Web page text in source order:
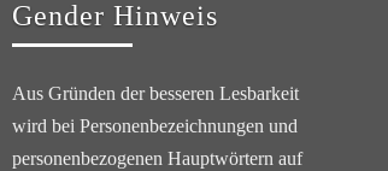
Gender Hinweis
Aus Gründen der besseren Lesbarkeit
wird bei Personenbezeichnungen und
personenbezogenen Hauptwörtern auf